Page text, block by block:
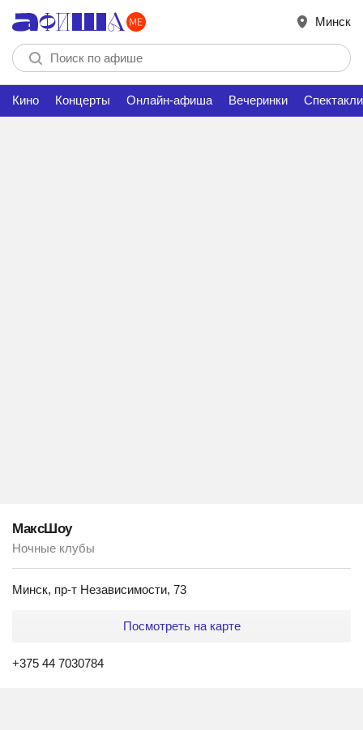
Минск
Кино Концерты Онлайн-афиша Вечеринки Спектакли
МаксШоу
Ночные клубы
Минск, пр-т Независимости, 73
Посмотреть на карте
+375 44 7030784